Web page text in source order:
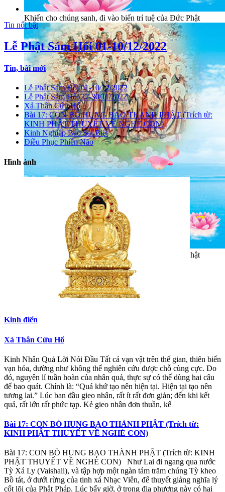
Khiến cho chúng sanh, đi vào biển trí tuệ của Đức Phật
Khiến cho chúng sanh, đi vào biển trí tuệ của Đức Phật
Tin nổi bật
Lễ Phật Sám Hối 01-10/12/2022
Tin, bài mới
Lễ Phật Sám Hối 01-10/12/2022
Lễ Phật Sám Hối 27-30/11/2022
Xả Thân Cứu Hổ
Bài 17: CON BÒ HUNG BẠO THÀNH PHẬT (Trích từ:
KINH PHẬT THUYẾT VỀ NGHÉ CON)
Kinh Nghiệp Báo Sai Biệt
Điều Phục Phiền Não
Hình ảnh
Kinh điển
Xả Thân Cứu Hổ
Kinh Nhân Quả Lời Nói Đầu Tất cả vạn vật trên thế gian, thiên biến
vạn hóa, dường như không thể nghiên cứu được chỗ cùng cực. Do
đó, nguyên lí tuần hoàn của nhân quả, thực sự có thể dùng hai câu
để bao quát. Chính là: “Quá khứ tạo nên hiện tại. Hiện tại tạo nên
tương lai.” Lúc ban đầu gieo nhân, rất ít rất đơn giản; đến khi kết
quả, rất lớn rất phức tạp. Kẻ gieo nhân đơn thuần, kế
Bài 17: CON BÒ HUNG BẠO THÀNH PHẬT (Trích từ:
KINH PHẬT THUYẾT VỀ NGHÉ CON)
Bài 17: CON BÒ HUNG BẠO THÀNH PHẬT (Trích từ: KINH
PHẬT THUYẾT VỀ NGHÉ CON) Như Lai đi ngang qua nước
Tỳ Xá Ly (Vaishali), và tập hợp một ngàn tám trăm chúng Tỳ kheo
Bồ tát, ở dưới rừng của tinh xá Nhạc Viên, để thuyết giảng nghĩa lý
cốt lõi của Phật Pháp. Lúc bấy giờ, ở trong địa phương này có hai